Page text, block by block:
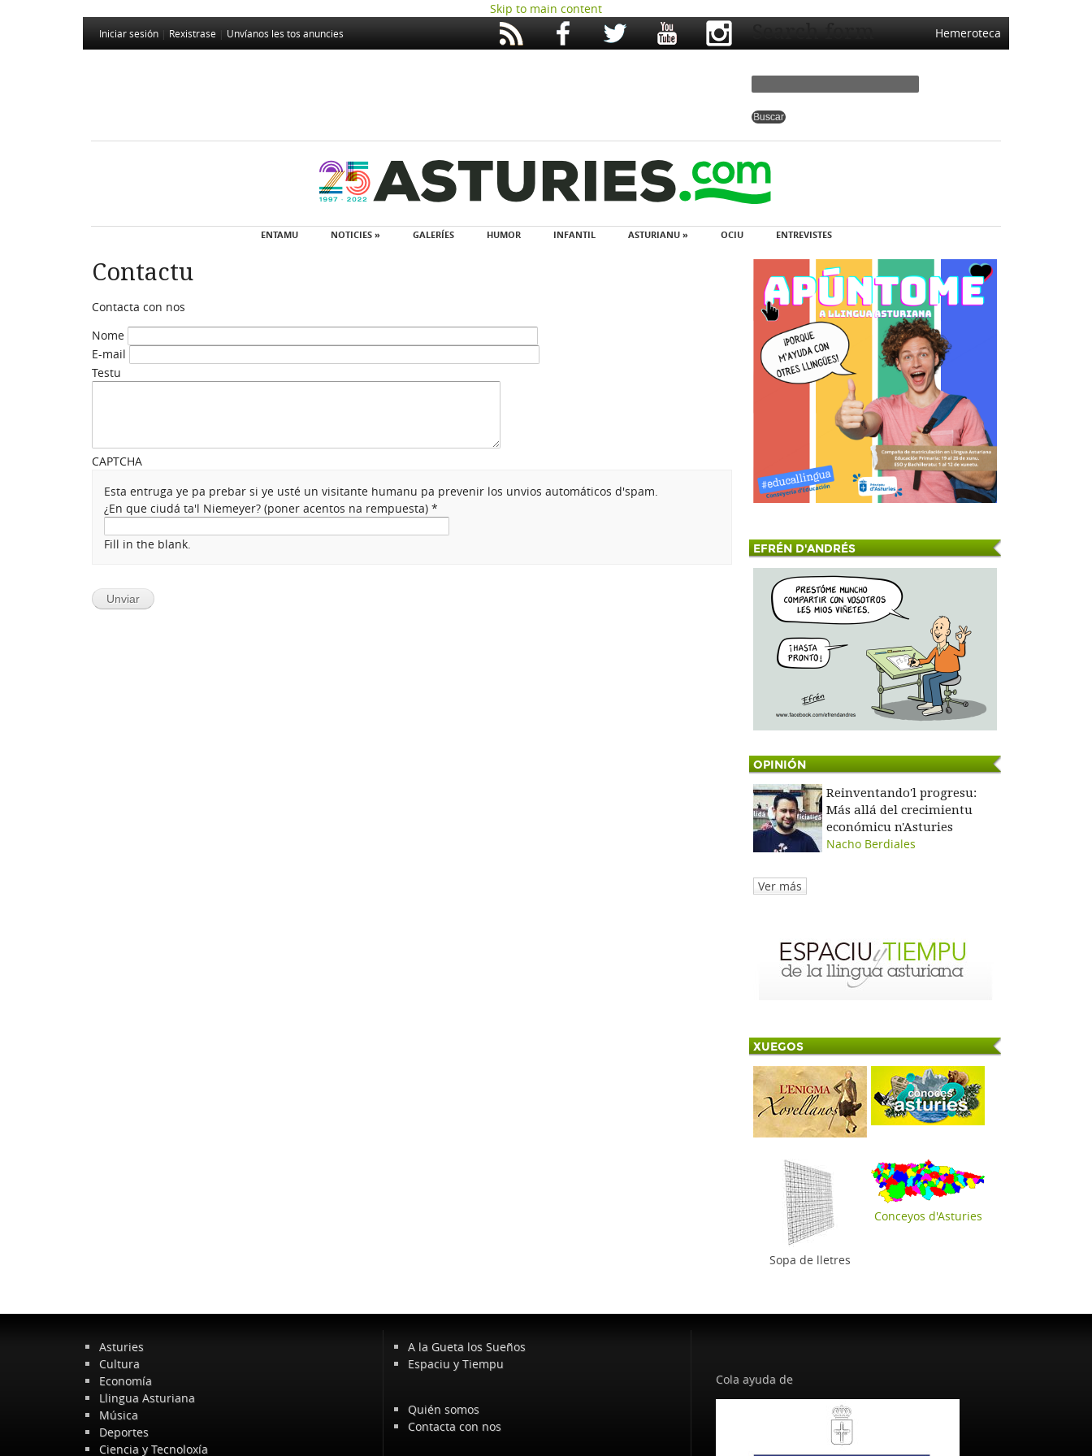
Skip to main content
Iniciar sesión Rexistrase Unvíanos les tos anuncies Hemeroteca
Search form
ENTAMU NOTICIES » GALERÍES HUMOR INFANTIL ASTURIANU » OCIU ENTREVISTES
Contactu
Contacta con nos
Nome
E-mail
Testu
CAPTCHA
Esta entruga ye pa prebar si ye usté un visitante humanu pa prevenir los unvios automáticos d'spam.
¿En que ciudá ta'l Niemeyer? (poner acentos na rempuesta)*
Fill in the blank. EFRÉN D'ANDRÉS
OPINIÓN
Reinventando'l progresu:
Más allá del crecimientu
económicu n'Asturies
Nacho Berdiales
Ver más
XUEGOS
Sopa de lletres
Conceyos d'Asturies
Asturies
Cultura
Economía
Llingua Asturiana
Música
Deportes
Ciencia y Tecnoloxía
A la Gueta los Sueños
Espaciu y Tiempu
Quién somos
Contacta con nos
Cola ayuda de